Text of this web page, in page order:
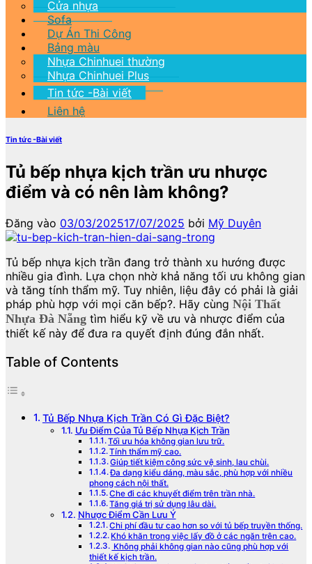
Cửa nhựa
Sofa
Dự Án Thi Công
Bảng màu
Nhựa Chinhuei thường
Nhựa Chinhuei Plus
Tin tức -Bài viết
Liên hệ
Tin tức -Bài viết
Tủ bếp nhựa kịch trần ưu nhược
điểm và có nên làm không?
Đăng vào 03/03/202517/07/2025 bởi Mỹ Duyên
Tủ bếp nhựa kịch trần đang trở thành xu hướng được
nhiều gia đình. Lựa chọn nhờ khả năng tối ưu không gian
và tăng tính thẩm mỹ. Tuy nhiên, liệu đây có phải là giải
pháp phù hợp với mọi căn bếp?. Hãy cùng Nội Thất
Nhựa Đà Nẵng tìm hiểu kỹ về ưu và nhược điểm của
thiết kế này để đưa ra quyết định đúng đắn nhất.
Table of Contents
Tủ Bếp Nhựa Kịch Trần Có Gì Đặc Biệt?
Ưu Điểm Của Tủ Bếp Nhựa Kịch Trần
Tối ưu hóa không gian lưu trữ.
Tính thẩm mỹ cao.
Giúp tiết kiệm công sức vệ sinh, lau chùi.
Đa dạng kiểu dáng, màu sắc, phù hợp với nhiều
phong cách nội thất.
Che đi các khuyết điểm trên trần nhà.
Tăng giá trị sử dụng lâu dài.
Nhược Điểm Cần Lưu Ý
Chi phí đầu tư cao hơn so với tủ bếp truyền thống.
Khó khăn trong việc lấy đồ ở các ngăn trên cao.
Không phải không gian nào cũng phù hợp với
thiết kế kịch trần.